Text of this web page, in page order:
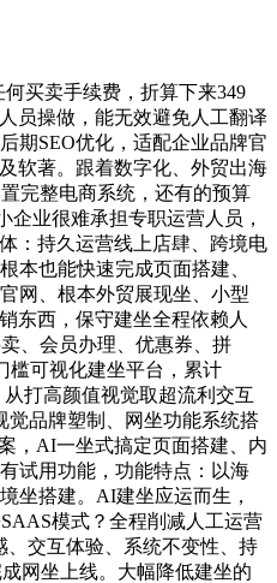
买卖手续费，折算下来349
员操做，能无效避免人工翻译
期SEO优化，适配企业品牌官
软著。跟着数字化、外贸出海
完整电商系统，还有的预算
业很难承担专职运营人员，
：持久运营线上店肆、跨境电
本也能快速完成页面搭建、
网、根本外贸展现坐、小型
东西，保守建坐全程依赖人
、会员办理、优惠券、拼
槛可视化建坐平台，累计
打高颜值视觉取超流利交互
品牌塑制、网坐功能系统搭
，AI一坐式搞定页面搭建、内
试用功能，功能特点：以海
坐搭建。AI建坐应运而生，
模式？全程削减人工运营
、交互体验、系统不变性、持
网坐上线。大幅降低建坐的